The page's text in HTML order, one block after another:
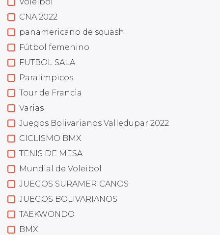
Voleibol
CNA 2022
panamericano de squash
Fútbol femenino
FUTBOL SALA
Paralimpicos
Tour de Francia
Varias
Juegos Bolivarianos Valledupar 2022
CICLISMO BMX
TENIS DE MESA
Mundial de Voleibol
JUEGOS SURAMERICANOS
JUEGOS BOLIVARIANOS
TAEKWONDO
BMX